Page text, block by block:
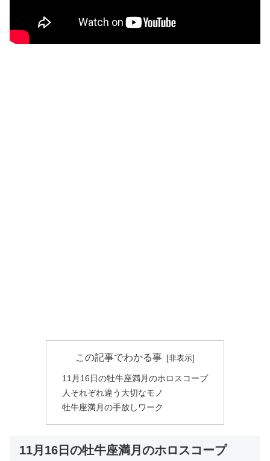
この記事でわかる事
11月16日の牡牛座満月のホロスコープ
人それぞれ違う大切なモノ
牡牛座満月の手放しワーク
11月16日の牡牛座満月のホロスコープ